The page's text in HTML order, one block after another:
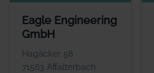
Eagle Engineering
GmbH
Hagäcker 58
71563 Affalterbach
EAGLE ENGINEERING GMBH
ANSPRECHPARTNER
www.Eagleengineering.de